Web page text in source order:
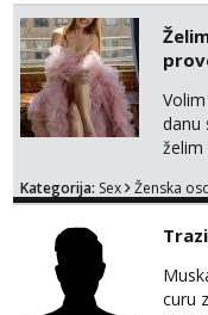
danu
želim
na
Kategorija: Sex Ženska
curu